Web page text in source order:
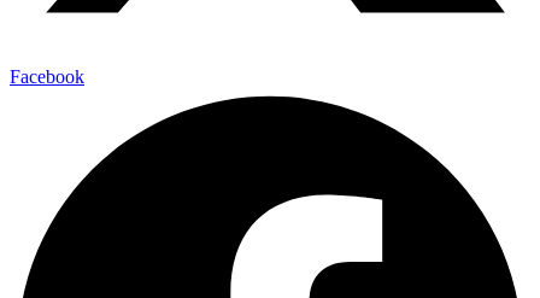
Facebook